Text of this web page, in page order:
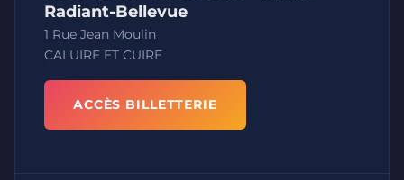
Radiant-Bellevue
1 Rue Jean Moulin
CALUIRE ET CUIRE
ACCÈS BILLETTERIE